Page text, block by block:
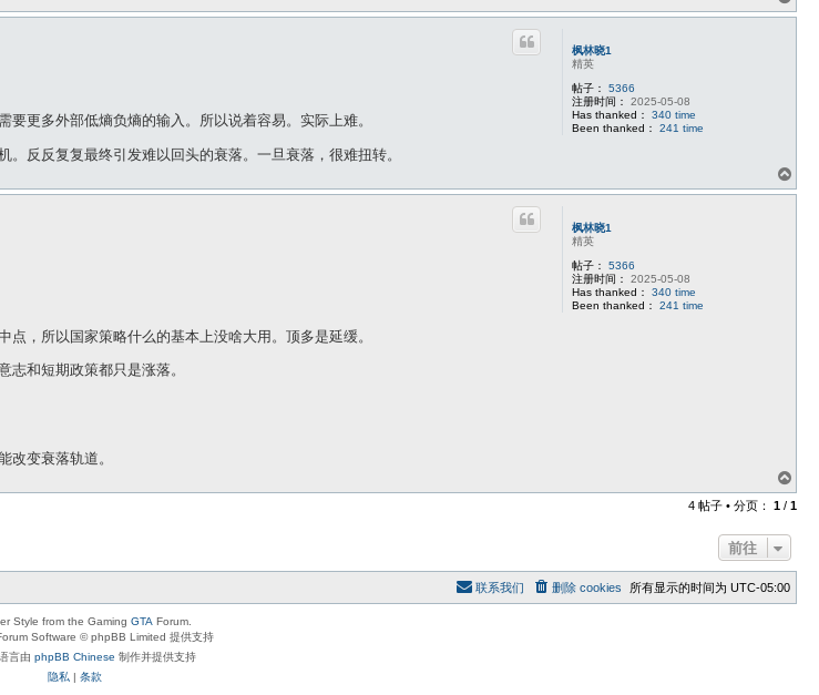
首
枫林晓1
精英
帖子：
5366
注册时间：
2025-05-08
Has thanked：
340 time
Been thanked：
241 time
更多外部低熵负熵的输入。所以说着容易。实际上难。
反反复复最终引发难以回头的衰落。一旦衰落，很难扭转。
首
枫林晓1
精英
帖子：
5366
注册时间：
2025-05-08
Has thanked：
340 time
Been thanked：
241 time
，所以国家策略什么的基本上没啥大用。顶多是延缓。
和短期政策都只是涨落。
改变衰落轨道。
首
4 帖子 • 分页： 1 / 1
前往
所有显示的时间为 UTC-05:00
删除 cookies
联系我们
Style from the Gaming GTA Forum.
Software © phpBB Limited 提供支持
言由 phpBB Chinese 制作并提供支持
隐私 | 条款